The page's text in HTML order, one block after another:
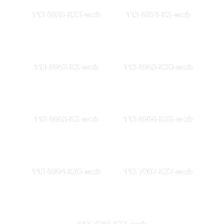
113 6935-KS3-web 113 6951-KS-web
113 6962-KS-web 113 6963-KS0-web
113 6965-KS-web 113 6966-KS5-web
113 6994-KS0-web 113 7007-KS7-web